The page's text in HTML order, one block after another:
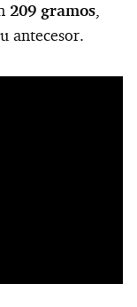
209 gramos,
antecesor.